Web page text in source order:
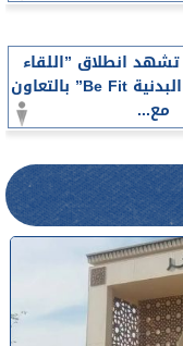
انطلاق ”اللقاء
الرياضي للياقة البدنية Be Fit” بالتعاون
مع...